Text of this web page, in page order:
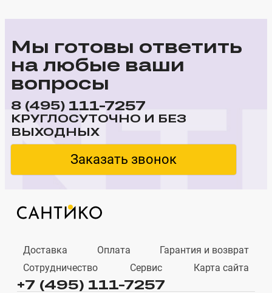
Мы готовы ответить
на любые ваши
вопросы
8 (495) 111-7257
КРУГЛОСУТОЧНО И БЕЗ
ВЫХОДНЫХ
Заказать звонок
Доставка Оплата
Гарантия и возврат
Сотрудничество
Сервис Карта сайта
+7 (495) 111-7257